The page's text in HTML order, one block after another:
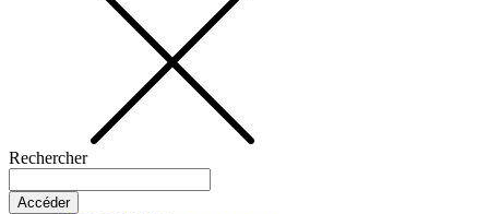
Rechercher